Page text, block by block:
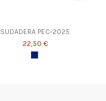
SUDADERA PEC-2025
22,50 €